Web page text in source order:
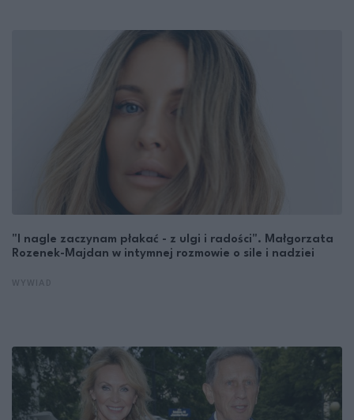
"I nagle zaczynam płakać - z ulgi i radości". Małgorzata
Rozenek-Majdan w intymnej rozmowie o sile i nadziei